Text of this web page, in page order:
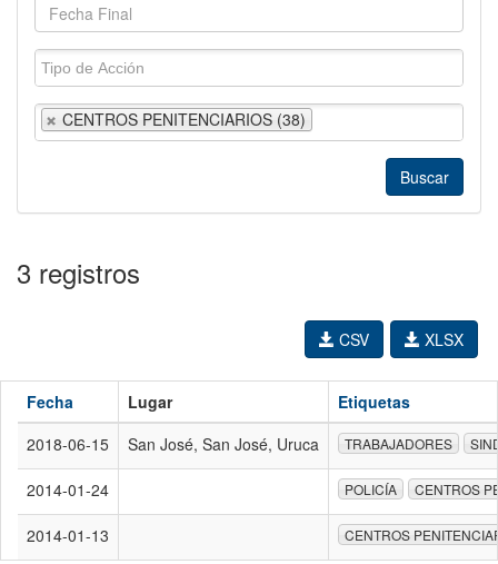
CENTROS PENITENCIARIOS (38)
3 registros
XLSX
CSV
Fecha Lugar
Etiquetas
2018-06-15
San José, San José, Uruca TRABAJADORES
2014-01-24 POLICÍA CENTROS
2014-01-13 CENTROS